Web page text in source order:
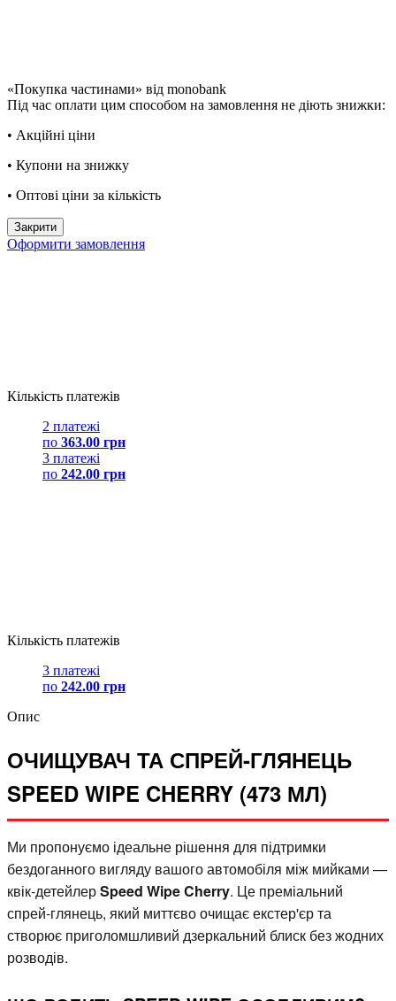
«Покупка частинами» від monobank
Під час оплати цим способом на замовлення не діють знижки:
• Акційні ціни
• Купони на знижку
• Оптові ціни за кількість
Закрити
Оформити замовлення
Кількість платежів
2 платежі
по 363.00 грн
3 платежі
по 242.00 грн
Кількість платежів
3 платежі
по 242.00 грн
Опис
ОЧИЩУВАЧ ТА СПРЕЙ-ГЛЯНЕЦЬ
SPEED WIPE CHERRY (473 МЛ)
Ми пропонуємо ідеальне рішення для підтримки
бездоганного вигляду вашого автомобіля між мийками —
квік-детейлерSpeed Wipe Cherry. Це преміальний
спрей-глянець, який миттєво очищає екстер'єр та
створює приголомшливий дзеркальний блиск без жодних
розводів.